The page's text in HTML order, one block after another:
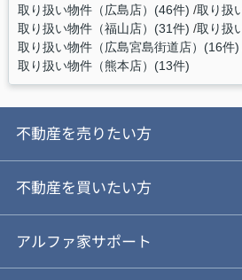
取り扱い物件（広島店）(46件) 取り扱
取り扱い物件（福山店）(31件) 取り扱
取り扱い物件（広島宮島街道店）(16件)
取り扱い物件（熊本店）(13件)
不動産を売りたい方
ご売却ガイド
ご売却の流れ
不動産を買いたい方
ご購入ガイド
アルファ家サポート